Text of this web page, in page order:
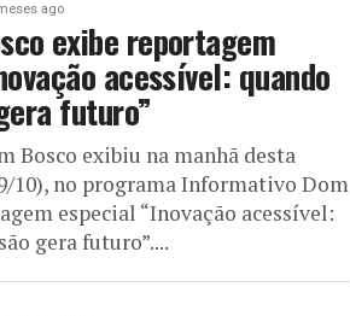
ago
exibe reportagem
acessível: quando
futuro”
Bosco exibiu na manhã desta
10), no programa Informativo Dom
especial “Inovação acessível:
gera futuro”....